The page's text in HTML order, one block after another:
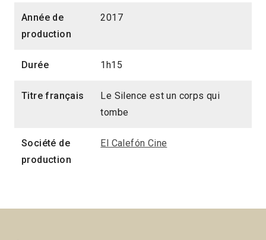
Année de
production
2017
Durée 1h15
Titre français
Le Silence est un corps qui
tombe
Société de
production
El Calefón Cine